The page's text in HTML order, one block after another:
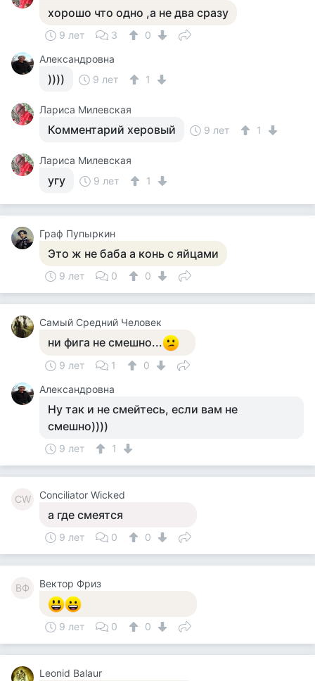
хорошо что одно ,а не два сразу
9 лет 3
0
Александровна
)))) 9 лет 1
Лариса Милевская
Комментарий херовый 9 лет 1
Лариса Милевская
угу 9 лет 1
Граф Пупыркин
Это ж не баба а конь с яйцами
9 лет 0 0
Самый Средний Человек
ни фига не смешно...
9 лет 1
0
Александровна
Ну так и не смейтесь, если вам не
смешно))))
9 лет 1
CW Conciliator Wicked
а где смеятся
9 лет 0 0
ВФ Вектор Фриз
9 лет 0 0
Leonid Balaur